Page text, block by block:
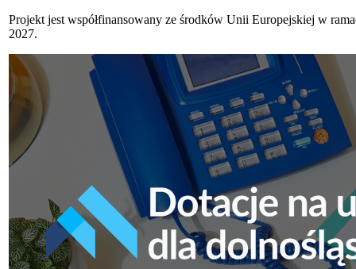
Projekt jest współfinansowany ze środków Unii Europejskiej w
2027.